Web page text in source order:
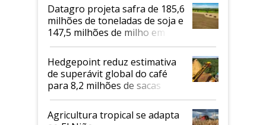
Datagro projeta safra de 185,6
milhões de toneladas de soja e
147,5 milhões de milho em
2026/27
Hedgepoint reduz estimativa
de superávit global do café
para 8,2 milhões de sacas
Agricultura tropical se adapta